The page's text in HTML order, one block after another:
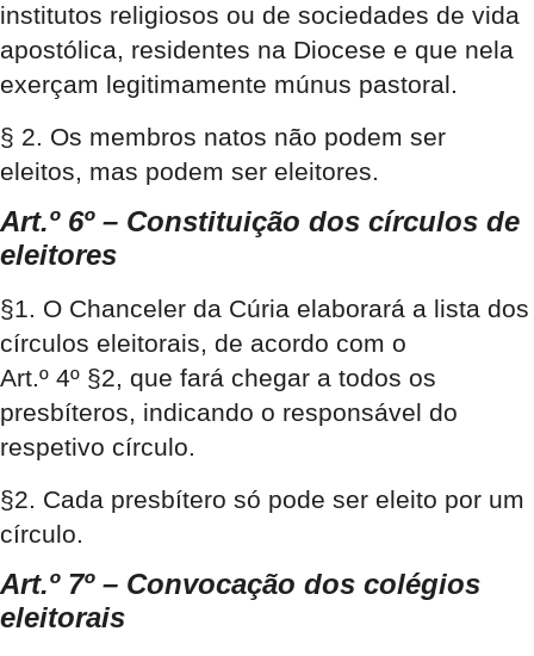
institutos religiosos ou de sociedades de vida
apostólica, residentes na Diocese e que nela
exerçam legitimamente múnus pastoral.
§ 2. Os membros natos não podem ser
eleitos, mas podem ser eleitores.
Art.º 6º – Constituição dos círculos de
eleitores
§1. O Chanceler da Cúria elaborará a lista dos
círculos eleitorais, de acordo com o
Art.º 4º §2, que fará chegar a todos os
presbíteros, indicando o responsável do
respetivo círculo.
§2. Cada presbítero só pode ser eleito por um
círculo.
Art.º 7º – Convocação dos colégios
eleitorais